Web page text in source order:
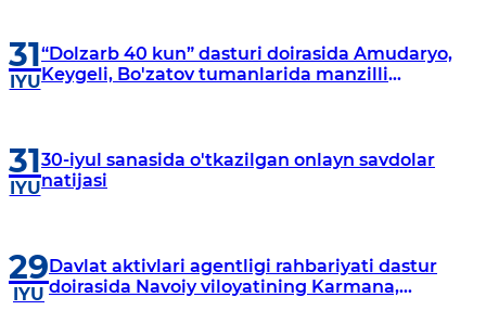
31
IYU
“Dolzarb 40 kun” dasturi doirasida Amudaryo,
Keygeli, Bo'zatov tumanlarida manzilli
31
IYU
30-iyul sanasida o'tkazilgan onlayn savdolar
natijasi
29
IYU
Davlat aktivlari agentligi rahbariyati dastur
doirasida Navoiy viloyatining Karmana,